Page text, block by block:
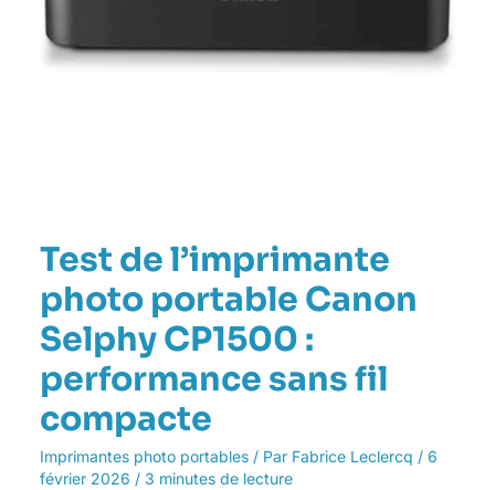
Test de l’imprimante
photo portable Canon
Selphy CP1500 :
performance sans fil
compacte
Imprimantes photo portables/ Par Fabrice Leclercq / 6
février 2026 / 3 minutes de lecture